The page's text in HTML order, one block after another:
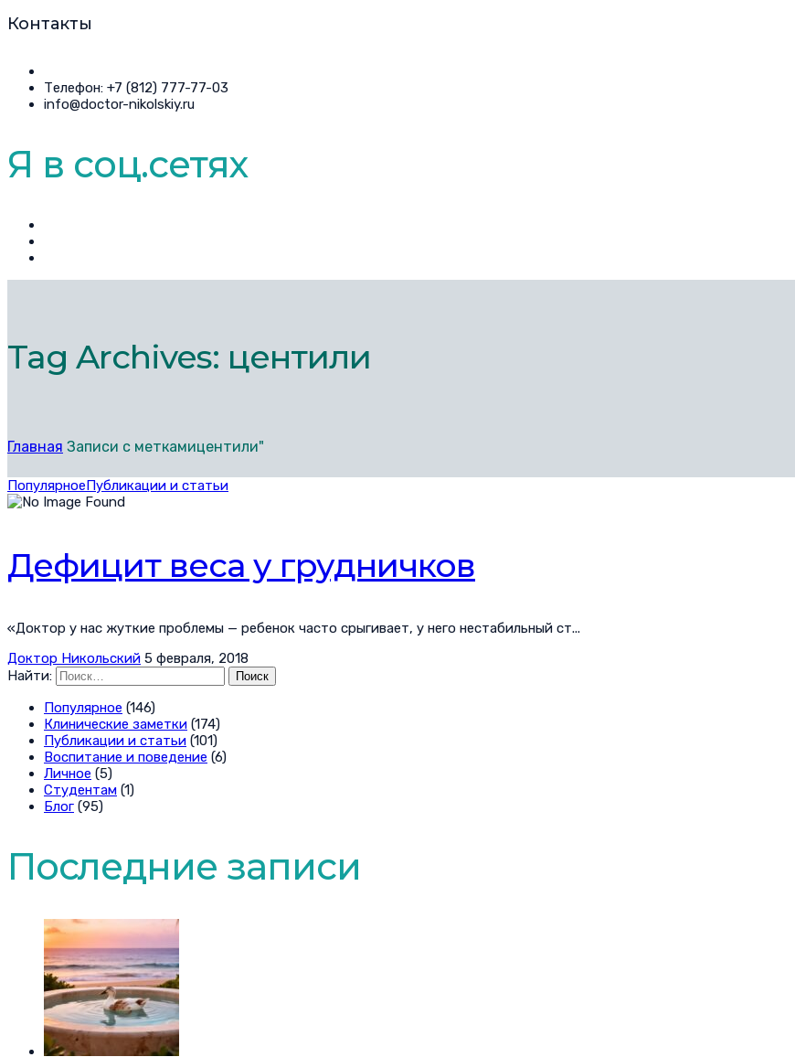
Контакты
Телефон: +7 (812) 777-77-03
info@doctor-nikolskiy.ru
Я в соц.сетях
Tag Archives: центили
Главная Записи с меткамицентили"
ПопулярноеПубликации и статьи
Дефицит веса у грудничков
«Доктор у нас жуткие проблемы — ребенок часто срыгивает, у него нестабильный ст...
Доктор Никольский 5 февраля, 2018
Найти:
Популярное (146)
Клинические заметки (174)
Публикации и статьи (101)
Воспитание и поведение (6)
Личное (5)
Студентам (1)
Блог (95)
Последние записи